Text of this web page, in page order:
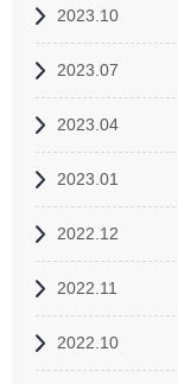
2023.10
2023.07
2023.04
2023.01
2022.12
2022.11
2022.10